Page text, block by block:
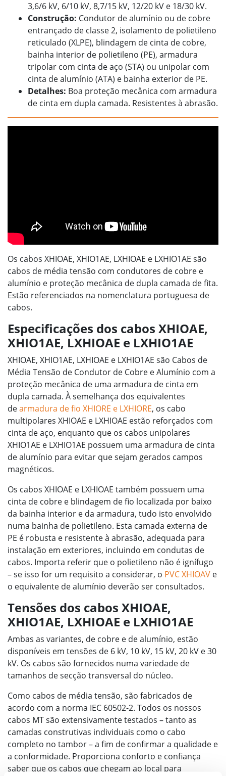
3,6/6 kV, 6/10 kV, 8,7/15 kV, 12/20 kV e 18/30 kV.
Construção: Condutor de alumínio ou de cobre
entrançado de classe 2, isolamento de polietileno
reticulado (XLPE), blindagem de cinta de cobre,
bainha interior de polietileno (PE), armadura
tripolar com cinta de aço (STA) ou unipolar com
cinta de alumínio (ATA) e bainha exterior de PE.
Detalhes: Boa proteção mecânica com armadura
de cinta em dupla camada. Resistentes à abrasão.
Os cabos XHIOAE, XHIO1AE, LXHIOAE e LXHIO1AE são
cabos de média tensão com condutores de cobre e
alumínio e proteção mecânica de dupla camada de fita.
Estão referenciados na nomenclatura portuguesa de
cabos.
Especificações dos cabos XHIOAE,
XHIO1AE, LXHIOAE e LXHIO1AE
XHIOAE, XHIO1AE, LXHIOAE e LXHIO1AE são Cabos de
Média Tensão de Condutor de Cobre e Alumínio com a
proteção mecânica de uma armadura de cinta em
dupla camada. À semelhança dos equivalentes
dearmadura de fio XHIORE e LXHIORE, os cabo
multipolares XHIOAE e LXHIOAE estão reforçados com
cinta de aço, enquanto que os cabos unipolares
XHIO1AE e LXHIO1AE possuem uma armadura de cinta
de alumínio para evitar que sejam gerados campos
magnéticos.
Os cabos XHIOAE e LXHIOAE também possuem uma
cinta de cobre e blindagem de fio localizada por baixo
da bainha interior e da armadura, tudo isto envolvido
numa bainha de polietileno. Esta camada externa de
PE é robusta e resistente à abrasão, adequada para
instalação em exteriores, incluindo em condutas de
cabos. Importa referir que o polietileno não é ignífugo
– se isso for um requisito a considerar, o PVC XHIOAV e
o equivalente de alumínio deverão ser consultados.
Tensões dos cabos XHIOAE,
XHIO1AE, LXHIOAE e LXHIO1AE
Ambas as variantes, de cobre e de alumínio, estão
disponíveis em tensões de 6 kV, 10 kV, 15 kV, 20 kV e 30
kV. Os cabos são fornecidos numa variedade de
tamanhos de secção transversal do núcleo.
Como cabos de média tensão, são fabricados de
acordo com a norma IEC 60502-2. Todos os nossos
cabos MT são extensivamente testados – tanto as
camadas construtivas individuais como o cabo
completo no tambor – a fim de confirmar a qualidade e
a conformidade. Proporciona conforto e confiança
saber que os cabos que chegam ao local para